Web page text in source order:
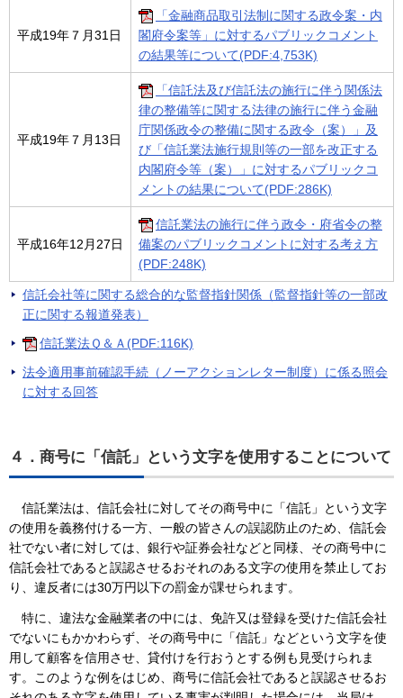
平成19年７月31日
「金融商品取引法制に関する政令案・内
閣府令案等」に対するパブリックコメント
の結果等について(PDF:4,753K)
平成19年７月13日
「信託法及び信託法の施行に伴う関係法
律の整備等に関する法律の施行に伴う金融
庁関係政令の整備に関する政令（案）」及
び「信託業法施行規則等の一部を改正する
内閣府令等（案）」に対するパブリックコ
メントの結果について(PDF:286K)
平成16年12月27日
信託業法の施行に伴う政令・府省令の整
備案のパブリックコメントに対する考え方
(PDF:248K)
信託会社等に関する総合的な監督指針関係（監督指針等の一部改
正に関する報道発表）
信託業法Ｑ＆Ａ(PDF:116K)
法令適用事前確認手続（ノーアクションレター制度）に係る照会
に対する回答
４．商号に「信託」という文字を使用することについて
信託業法は、信託会社に対してその商号中に「信託」という文字
の使用を義務付ける一方、一般の皆さんの誤認防止のため、信託会
社でない者に対しては、銀行や証券会社などと同様、その商号中に
信託会社であると誤認させるおそれのある文字の使用を禁止してお
り、違反者には30万円以下の罰金が課せられます。
特に、違法な金融業者の中には、免許又は登録を受けた信託会社
でないにもかかわらず、その商号中に「信託」などという文字を使
用して顧客を信用させ、貸付けを行おうとする例も見受けられま
す。このような例をはじめ、商号に信託会社であると誤認させるお